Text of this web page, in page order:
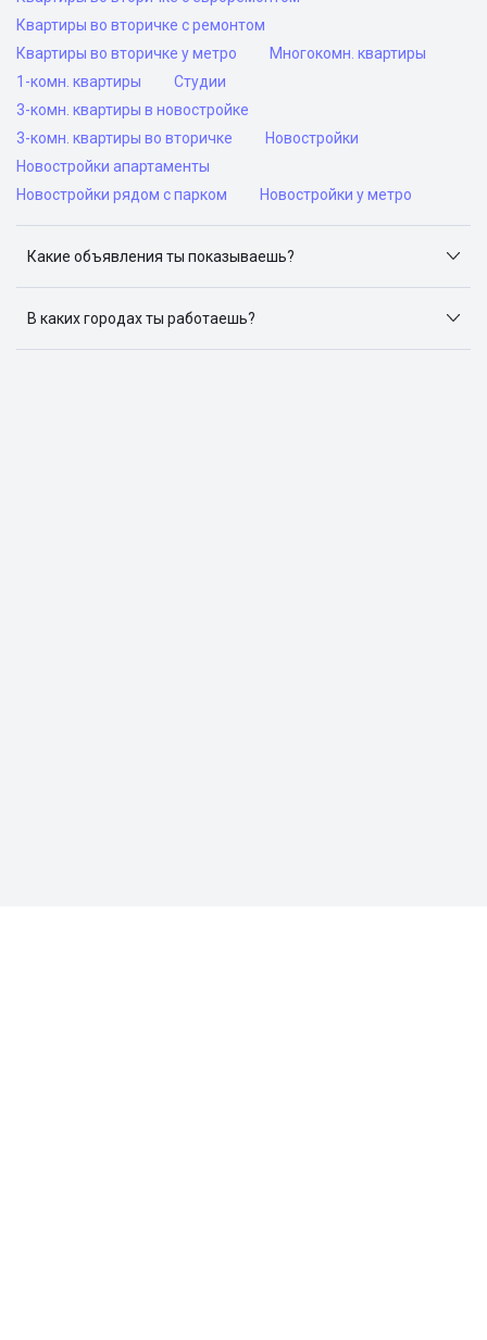
Квартиры во вторичке с ремонтом
Квартиры во вторичке у метро
Многокомн. квартиры
1-комн. квартиры
Студии
3-комн. квартиры в новостройке
3-комн. квартиры во вторичке
Новостройки
Новостройки апартаменты
Новостройки рядом с парком
Новостройки у метро
Какие объявления ты показываешь?
объявлений: ЦИАН, Домклик, Яндекс.Недвижимость,
Авито, Самолет.Плюс.
В каких городах ты работаешь?